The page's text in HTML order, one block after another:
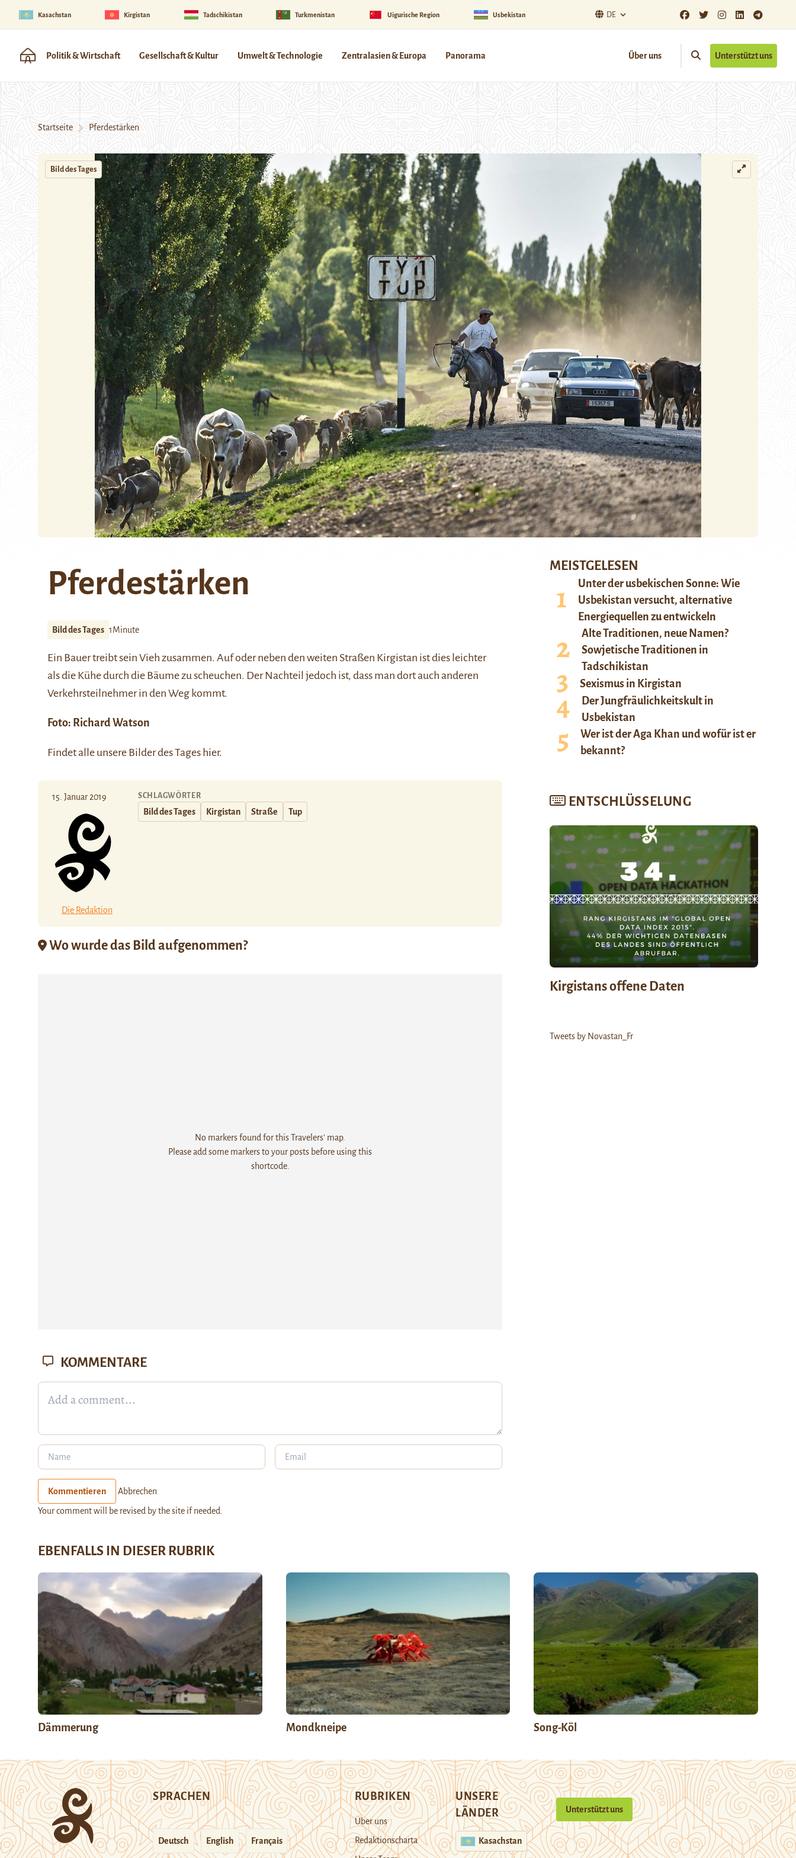
Kasachstan Kirgistan Tadschikistan Turkmenistan Uigurische Region Usbekistan DE
Politik & Wirtschaft Gesellschaft & Kultur Umwelt & Technologie Zentralasien & Europa Panorama Über uns Unterstützt uns
Startseite Pferdestärken
Bild des Tages
Pferdestärken
Bild des Tages 1Minute
Ein Bauer treibt sein Vieh zusammen. Auf oder neben den weiten Straßen Kirgistan ist dies leichter
als die Kühe durch die Bäume zu scheuchen. Der Nachteil jedoch ist, dass man dort auch anderen
Verkehrsteilnehmer in den Weg kommt.
Foto: Richard Watson
Findet alle unsere Bilder des Tages hier.
15. Januar 2019
Die Redaktion
SCHLAGWÖRTER
Bild des Tages Kirgistan Straße Tup
Wo wurde das Bild aufgenommen?
No markers found for this Travelers' map.
Please add some markers to your posts before using this
shortcode.
MEISTGELESEN
Unter der usbekischen Sonne: Wie
Usbekistan versucht, alternative
Energiequellen zu entwickeln
Alte Traditionen, neue Namen?
Sowjetische Traditionen in
Tadschikistan
Sexismus in Kirgistan
Der Jungfräulichkeitskult in
Usbekistan
Wer ist der Aga Khan und wofür ist er
bekannt?
ENTSCHLÜSSELUNG
Kirgistans offene Daten
Tweets by Novastan_Fr
KOMMENTARE
Kommentieren Abbrechen
Your comment will be revised by the site if needed.
EBENFALLS IN DIESER RUBRIK
Dämmerung Mondkneipe Song-Köl
SPRACHEN
Deutsch English Français
RUBRIKEN
Über uns
Redaktionscharta
UNSERE
LÄNDER
Kasachstan
Unterstützt uns